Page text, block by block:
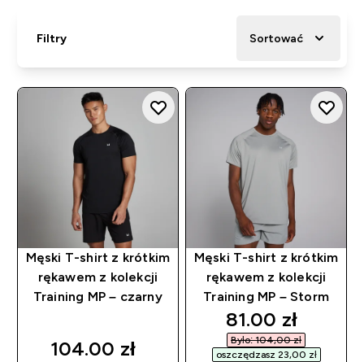
Filtry Sortować
Męski T-shirt z krótkim
rękawem z kolekcji
Training MP – czarny
104.00 zł‎
Męski T-shirt z krótkim
rękawem z kolekcji
Training MP – Storm
discounted
81.00 zł‎
Było: 104,00 zł‎
oszczędzasz 23,00 zł‎